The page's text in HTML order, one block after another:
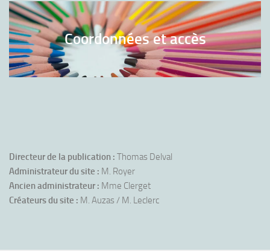
Coordonnées et accès
Directeur de la publication : Thomas Delval
Administrateur du site : M. Royer
Ancien administrateur : Mme Clerget
Créateurs du site : M. Auzas / M. Leclerc